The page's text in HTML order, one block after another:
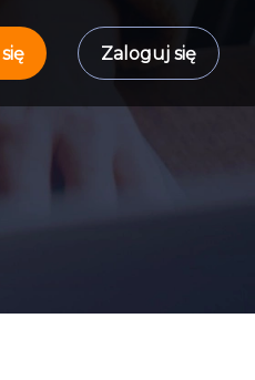
Zaloguj się